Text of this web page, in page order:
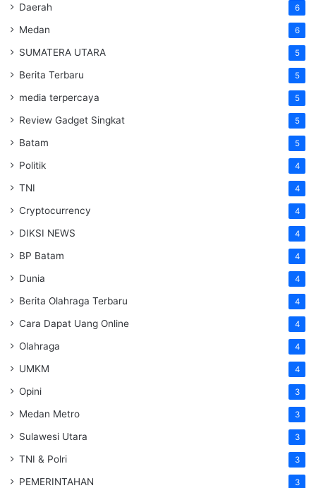
Daerah 6
Medan 6
SUMATERA UTARA 5
Berita Terbaru 5
media terpercaya 5
Review Gadget Singkat 5
Batam 5
Politik 4
TNI 4
Cryptocurrency 4
DIKSI NEWS 4
BP Batam 4
Dunia 4
Berita Olahraga Terbaru 4
Cara Dapat Uang Online 4
Olahraga 4
UMKM 4
Opini 3
Medan Metro 3
Sulawesi Utara 3
TNI & Polri 3
PEMERINTAHAN 3